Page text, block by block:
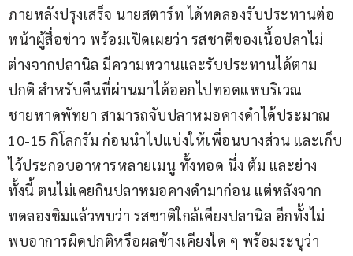
ภายหลังปรุงเสร็จ นายสตาร์ท ได้ทดลองรับประทานต่อ
หน้าผู้สื่อข่าว พร้อมเปิดเผยว่า รสชาติของเนื้อปลาไม่
ต่างจากปลานิล มีความหวานและรับประทานได้ตาม
ปกติ สำหรับคืนที่ผ่านมาได้ออกไปทอดแหบริเวณ
ชายหาดพัทยา สามารถจับปลาหมอคางดำได้ประมาณ
10-15 กิโลกรัม ก่อนนำไปแบ่งให้เพื่อนบางส่วน และเก็บ
ไว้ประกอบอาหารหลายเมนู ทั้งทอด นึ่ง ต้ม และย่าง
ทั้งนี้ ตนไม่เคยกินปลาหมอคางดำมาก่อน แต่หลังจาก
ทดลองชิมแล้วพบว่า รสชาติใกล้เคียงปลานิล อีกทั้งไม่
พบอาการผิดปกติหรือผลข้างเคียงใด ๆ พร้อมระบุว่า